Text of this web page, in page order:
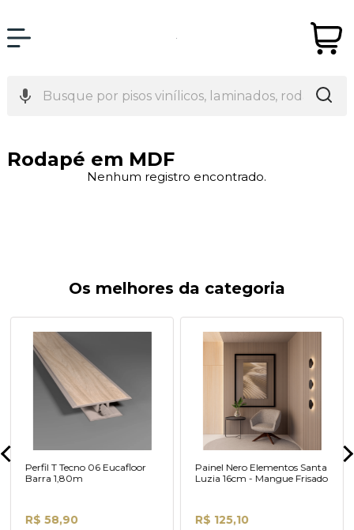
Rodapé em MDF
Nenhum registro encontrado.
Os melhores da categoria
Perfil T Tecno 06 Eucafloor
Barra 1,80m
R$ 58,90
Painel Nero Elementos Santa
Luzia 16cm - Mangue Frisado
R$ 125,10